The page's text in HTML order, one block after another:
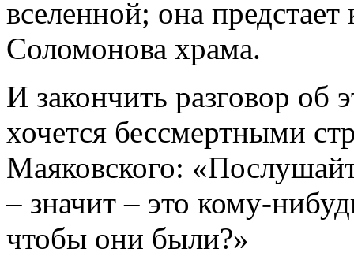
вселенной; она
Соломонова храма.
И закончить разговор об
хочется бессмертными
Маяковского:
– значит – это кому-
чтобы они были?»